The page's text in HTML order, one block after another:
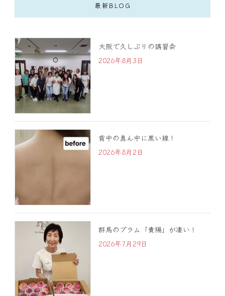
最新BLOG
大阪で久しぶりの講習会
2026年8月3日
背中の真ん中に黒い線！
2026年8月2日
群馬のプラム「貴陽」が凄い！
2026年7月29日